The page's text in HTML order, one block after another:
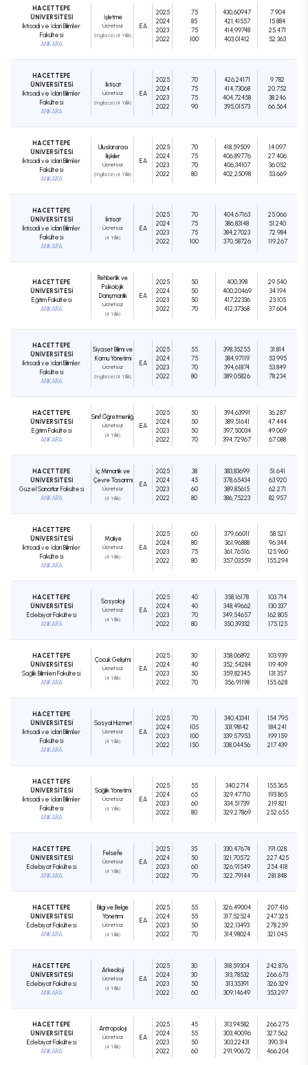
HACETTEPE
ÜNİVERSİTESİ
İktisadi ve İdari Bilimler
Fakültesi
ANKARA
İşletme
Ücretsiz
(İngilizce) (4 Yıllık)
EA
2025
2024
2023
2022
75
85
75
100
430,60947
421,41557
414,99748
403,01412
7.904
15.884
25.471
52.363
HACETTEPE
ÜNİVERSİTESİ
İktisadi ve İdari Bilimler
Fakültesi
ANKARA
İktisat
Ücretsiz
(İngilizce) (4 Yıllık)
EA
2025
2024
2023
2022
70
75
75
90
426,24171
414,73068
404,72458
395,01573
9.782
20.752
38.246
66.564
HACETTEPE
ÜNİVERSİTESİ
İktisadi ve İdari Bilimler
Fakültesi
ANKARA
Uluslararası
İlişkiler
Ücretsiz
(İngilizce) (4 Yıllık)
EA
2025
2024
2023
2022
70
75
70
80
418,59509
406,89776
406,34107
402,25098
14.097
27.406
36.052
53.669
HACETTEPE
ÜNİVERSİTESİ
İktisadi ve İdari Bilimler
Fakültesi
ANKARA
İktisat
Ücretsiz
(4 Yıllık)
EA
2025
2024
2023
2022
70
75
75
100
404,67163
386,83148
384,27023
370,58726
25.066
51.240
72.984
119.267
HACETTEPE
ÜNİVERSİTESİ
Eğitim Fakültesi
ANKARA
Rehberlik ve
Psikolojik
Danışmanlık
Ücretsiz
(4 Yıllık)
EA
2025
2024
2023
2022
50
50
50
70
400,398
400,20469
417,22336
412,37368
29.540
34.194
23.105
37.604
HACETTEPE
ÜNİVERSİTESİ
İktisadi ve İdari Bilimler
Fakültesi
ANKARA
Siyaset Bilimi ve
Kamu Yönetimi
Ücretsiz
(İngilizce) (4 Yıllık)
EA
2025
2024
2023
2022
55
75
70
80
398,35255
384,97119
394,61874
389,05826
31.814
53.995
53.849
78.234
HACETTEPE
ÜNİVERSİTESİ
Eğitim Fakültesi
ANKARA
Sınıf Öğretmenliği
Ücretsiz
(4 Yıllık)
EA
2025
2024
2023
2022
50
50
50
70
394,63991
389,51641
397,50034
394,72967
36.287
47.444
49.069
67.088
HACETTEPE
ÜNİVERSİTESİ
Güzel Sanatlar Fakültesi
ANKARA
İç Mimarlık ve
Çevre Tasarımı
Ücretsiz
(4 Yıllık)
EA
2025
2024
2023
2022
38
45
60
80
383,83699
378,65434
389,85615
386,75223
51.641
63.920
62.271
82.957
HACETTEPE
ÜNİVERSİTESİ
İktisadi ve İdari Bilimler
Fakültesi
ANKARA
Maliye
Ücretsiz
(4 Yıllık)
EA
2025
2024
2023
2022
60
80
75
80
379,66011
361,96888
361,76516
357,03559
58.521
96.344
125.960
155.294
HACETTEPE
ÜNİVERSİTESİ
Edebiyat Fakültesi
ANKARA
Sosyoloji
Ücretsiz
(4 Yıllık)
EA
2025
2024
2023
2022
40
40
70
80
358,16178
348,49662
349,54657
350,39332
103.714
130.337
162.805
175.125
HACETTEPE
ÜNİVERSİTESİ
Sağlık Bilimleri Fakültesi
ANKARA
Çocuk Gelişimi
Ücretsiz
(4 Yıllık)
EA
2025
2024
2023
2022
30
40
50
70
358,06892
352,54284
359,82345
356,91198
103.939
119.409
131.357
155.628
HACETTEPE
ÜNİVERSİTESİ
İktisadi ve İdari Bilimler
Fakültesi
ANKARA
Sosyal Hizmet
Ücretsiz
(4 Yıllık)
EA
2025
2024
2023
2022
70
105
100
150
340,43341
331,98142
339,57953
338,04456
154.795
184.241
199.159
217.439
HACETTEPE
ÜNİVERSİTESİ
İktisadi ve İdari Bilimler
Fakültesi
ANKARA
Sağlık Yönetimi
Ücretsiz
(4 Yıllık)
EA
2025
2024
2023
2022
55
65
60
80
340,2714
329,47710
334,51739
329,27869
155.365
193.865
219.821
252.655
HACETTEPE
ÜNİVERSİTESİ
Edebiyat Fakültesi
ANKARA
Felsefe
Ücretsiz
(4 Yıllık)
EA
2025
2024
2023
2022
35
50
60
70
330,47674
321,70572
326,91549
322,79144
191.028
227.425
254.418
281.848
HACETTEPE
ÜNİVERSİTESİ
Edebiyat Fakültesi
ANKARA
Bilgi ve Belge
Yönetimi
Ücretsiz
(4 Yıllık)
EA
2025
2024
2023
2022
55
55
50
70
326,49004
317,52524
322,13493
314,98024
207.416
247.325
278.259
321.045
HACETTEPE
ÜNİVERSİTESİ
Edebiyat Fakültesi
ANKARA
Arkeoloji
Ücretsiz
(4 Yıllık)
EA
2025
2024
2023
2022
30
30
50
60
318,59304
313,78532
313,35391
309,14649
242.876
266.673
326.329
353.297
HACETTEPE
ÜNİVERSİTESİ
Edebiyat Fakültesi
ANKARA
Antropoloji
Ücretsiz
(4 Yıllık)
EA
2025
2024
2023
2022
45
55
50
60
313,94582
303,40096
303,22431
291,90672
266.275
327.562
390.314
466.204